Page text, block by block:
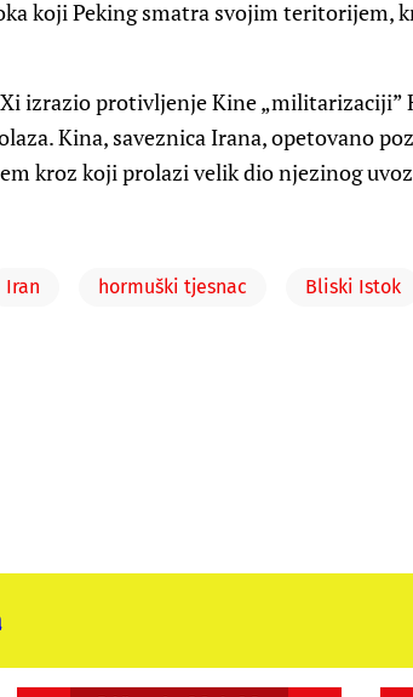
koji Peking smatra svojim teritorijem,
izrazio protivljenje Kine „militarizaciji”
Kina, saveznica Irana, opetovano
kroz koji prolazi velik dio njezinog
Iran hormuški tjesnac Bliski Istok